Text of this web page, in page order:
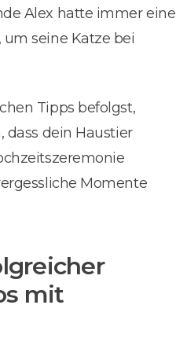
Alex hatte immer eine
seine Katze bei
Tipps befolgst,
dass dein Haustier
Momente
mit